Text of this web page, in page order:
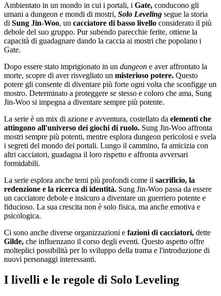
Ambientato in un mondo in cui i portali, i Gate, conducono gli
umani a dungeon e mondi di mostri, Solo Leveling segue la storia
di Sung Jin-Woo, un cacciatore di basso livello considerato il più
debole del suo gruppo. Pur subendo parecchie ferite, ottiene la
capacità di guadagnare dando la caccia ai mostri che popolano i
Gate.
Dopo essere stato imprigionato in un dungeon e aver affrontato la
morte, scopre di aver risvegliato un misterioso potere. Questo
potere gli consente di diventare più forte ogni volta che sconfigge un
mostro. Determinato a proteggere se stesso e coloro che ama, Sung
Jin-Woo si impegna a diventare sempre più potente.
La serie è un mix di azione e avventura, costellato da elementi che
attingono all'universo dei giochi di ruolo. Sung Jin-Woo affronta
mostri sempre più potenti, mentre esplora dungeon pericolosi e svela
i segreti del mondo dei portali. Lungo il cammino, fa amicizia con
altri cacciatori, guadagna il loro rispetto e affronta avversari
formidabili.
La serie esplora anche temi più profondi come il sacrificio, la
redenzione e la ricerca di identità. Sung Jin-Woo passa da essere
un cacciatore debole e insicuro a diventare un guerriero potente e
fiducioso. La sua crescita non è solo fisica, ma anche emotiva e
psicologica.
Ci sono anche diverse organizzazioni e fazioni di cacciatori, dette
Gilde, che influenzano il corso degli eventi. Questo aspetto offre
molteplici possibilità per lo sviluppo della trama e l'introduzione di
nuovi personaggi interessanti.
I livelli e le regole di Solo Leveling